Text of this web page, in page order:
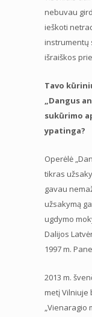
nebuvau
ieškoti
instrumentų
išraiškos
Tavo
„Dangus
sukūrimo
ypatinga?
Operėlė
tikras
gavau
užsakymą
ugdymo
Dalijos
1997 m.
2013 m.
metį Vilniuje
„Vienaragio